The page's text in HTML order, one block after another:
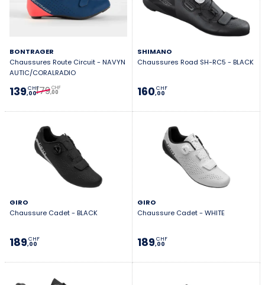
BONTRAGER
Chaussures Route Circuit - NAVYN
AUTIC/CORALRADIO
139,00
CHF179,00
CHF
SHIMANO
Chaussures Road SH-RC5 - BLACK
160,00
CHF
GIRO
Chaussure Cadet - BLACK
189,00
CHF
GIRO
Chaussure Cadet - WHITE
189,00
CHF